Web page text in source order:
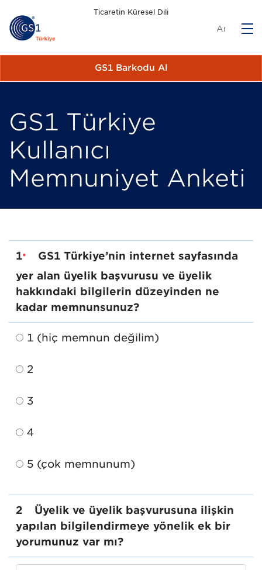
Ticaretin Küresel Dili
GS1 Barkodu Al
GS1 Türkiye
Kullanıcı
Memnuniyet Anketi
1*
GS1 Türkiye’nin internet sayfasında
yer alan üyelik başvurusu ve üyelik
hakkındaki bilgilerin düzeyinden ne
kadar memnunsunuz?
1 (hiç memnun değilim)
2
3
4
5 (çok memnunum)
2
Üyelik ve üyelik başvurusuna ilişkin
yapılan bilgilendirmeye yönelik ek bir
yorumunuz var mı?